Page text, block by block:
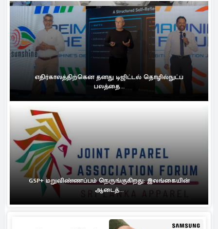
எதிர்காலத்திற்கென தனது டிஜிட்டல் தொழில்நுட்ப
பலத்தை...
GSP+ மறுவிண்ணப்பம் நெருங்குகிறது: இலங்கையின்
ஆடைத்...